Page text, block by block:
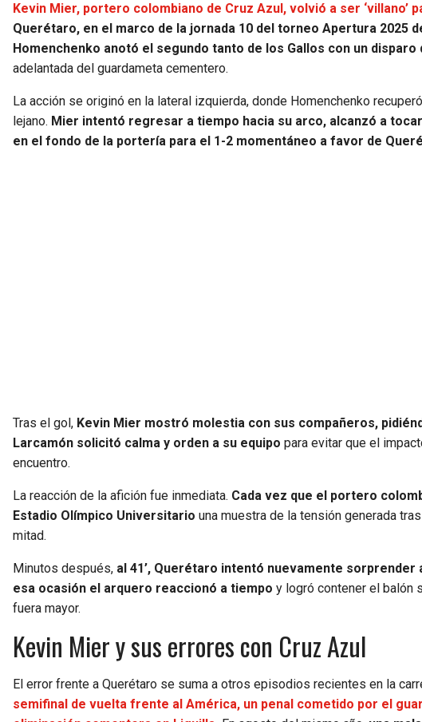
Kevin Mier, portero colombiano de Cruz Azul, volvió a ser ‘villano’
Querétaro, en el marco de la jornada 10 del torneo Apertura 2025
Homenchenko anotó el segundo tanto de los Gallos con un
adelantada del guardameta cementero.
La acción se originó en la lateral izquierda, donde Homenchenko
lejano. Mier intentó regresar a tiempo hacia su arco, alcanzó a
en el fondo de la portería para el 1-2 momentáneo a favor de
Tras el gol, Kevin Mier mostró molestia con sus compañeros,
Larcamón solicitó calma y orden a su equipo para evitar que el
encuentro.
La reacción de la afición fue inmediata. Cada vez que el portero
Estadio Olímpico Universitario una muestra de la tensión generada
mitad.
Minutos después, al 41’, Querétaro intentó nuevamente
esa ocasión el arquero reaccionó a tiempo y logró contener el balón
fuera mayor.
Kevin Mier y sus errores con Cruz Azul
El error frente a Querétaro se suma a otros episodios recientes en la
semifinal de vuelta frente al América, un penal cometido por el